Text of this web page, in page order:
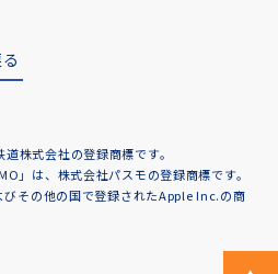
株式会社の登録商標です。
」は、株式会社パスモの登録商標です。
びその他の国で登録されたApple Inc.の商